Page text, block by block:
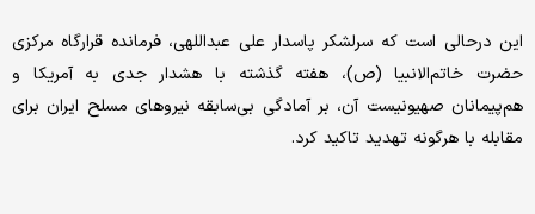
این درحالی است که سرلشکر پاسدار علی عبداللهی، فرمانده قرارگاه مرکزی
حضرت خاتم‌الانبیا (ص)، هفته گذشته با هشدار جدی به آمریکا و
هم‌پیمانان صهیونیست آن، بر آمادگی بی‌سابقه نیروهای مسلح ایران برای
مقابله با هرگونه تهدید تاکید کرد.